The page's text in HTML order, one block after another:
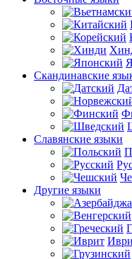
Скандинавские
Славянские языки
Другие языки